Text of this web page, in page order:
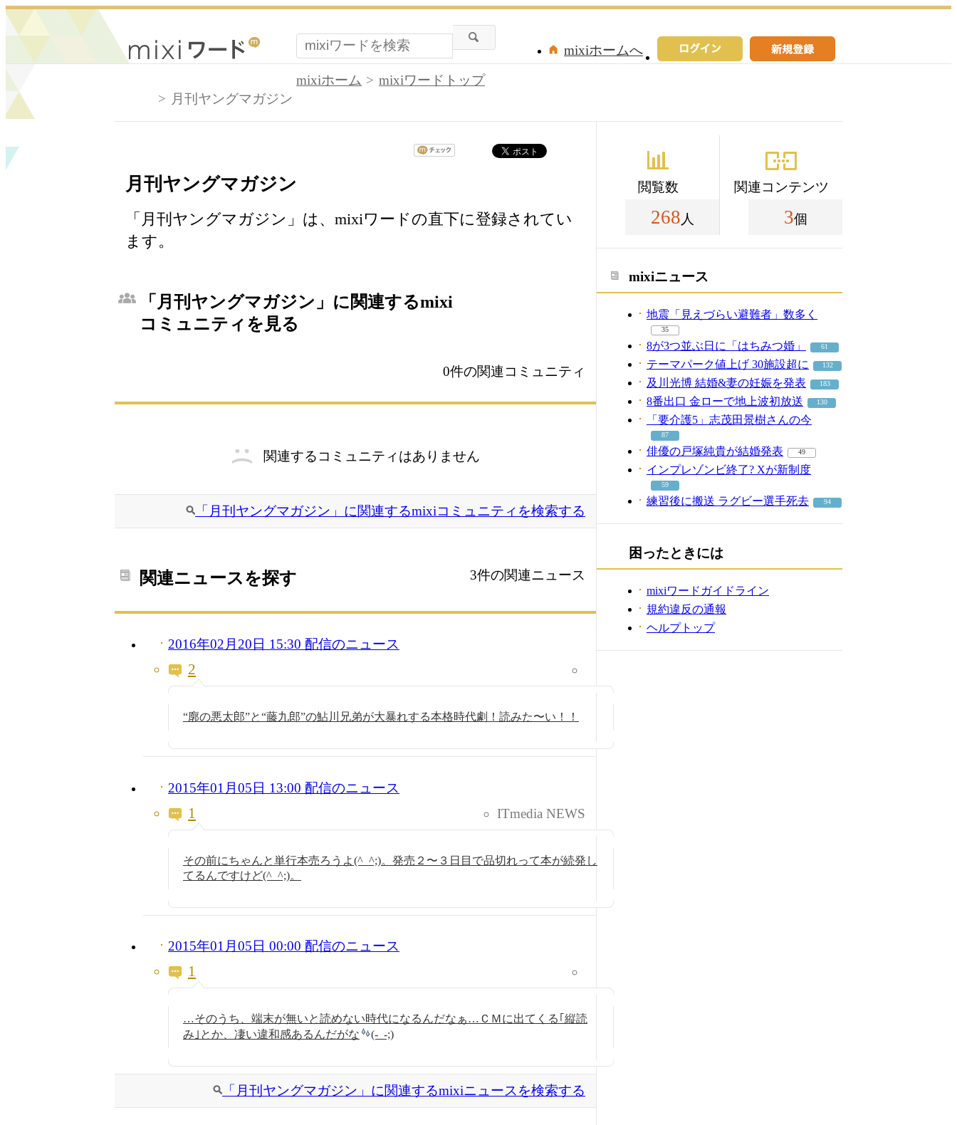
mixiホームへ
mixiホーム
mixiワードトップ
月刊ヤングマガジン
月刊ヤングマガジン
「月刊ヤングマガジン」は、mixiワードの直下に登録されてい
ます。
「月刊ヤングマガジン」に関連するmixi
コミュニティを見る
0件の関連コミュニティ
関連するコミュニティはありません
「月刊ヤングマガジン」に関連するmixiコミュニティを検索する
関連ニュースを探す 3件の関連ニュース
2016年02月20日 15:30 配信のニュース
2
“廓の悪太郎”と“藤九郎”の鮎川兄弟が大暴れする本格時代劇！読みた〜い！！
2015年01月05日 13:00 配信のニュース
ITmedia NEWS
1
その前にちゃんと単行本売ろうよ(^_^;)。発売２〜３日目で品切れって本が続発し
てるんですけど(^_^;)。
2015年01月05日 00:00 配信のニュース
1
…そのうち、端末が無いと読めない時代になるんだなぁ…ＣＭに出てくる｢縦読
み｣とか、凄い違和感あるんだがな
(-_-;)
「月刊ヤングマガジン」に関連するmixiニュースを検索する
閲覧数
268 人
関連コンテンツ
3個
mixiニュース
地震「見えづらい避難者」数多く
35
8が3つ並ぶ日に「はちみつ婚」 61
テーマパーク値上げ 30施設超に 132
及川光博 結婚&妻の妊娠を発表 183
8番出口 金ローで地上波初放送 130
「要介護5」志茂田景樹さんの今
87
俳優の戸塚純貴が結婚発表 49
インプレゾンビ終了? Xが新制度
59
練習後に搬送 ラグビー選手死去 94
困ったときには
mixiワードガイドライン
規約違反の通報
ヘルプトップ